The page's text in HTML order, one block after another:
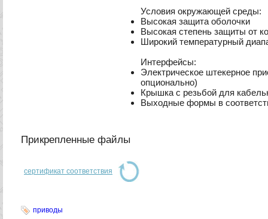
Условия окружающей среды:
Высокая защита оболочки
Высокая степень защиты от
Широкий температурный
Интерфейсы:
Электрическое штекерное
опционально)
Крышка с резьбой для
Выходные формы в
Прикрепленные файлы
сертификат соответствия
приводы